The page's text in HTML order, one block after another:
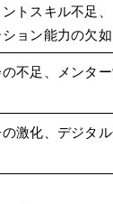
トスキル不足、
ョン能力の欠如
不足、メンタ
激化、デジタ